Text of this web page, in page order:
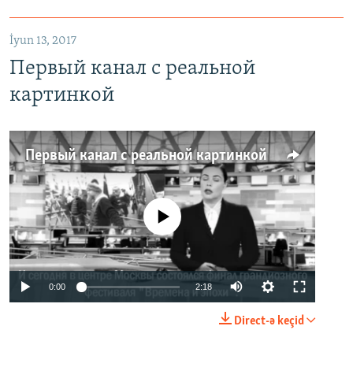
İyun 13, 2017
Первый канал с реальной
картинкой
Первый канал с реальной картинкой
No media source currently available
0:00 2:18
Direct-ə keçid